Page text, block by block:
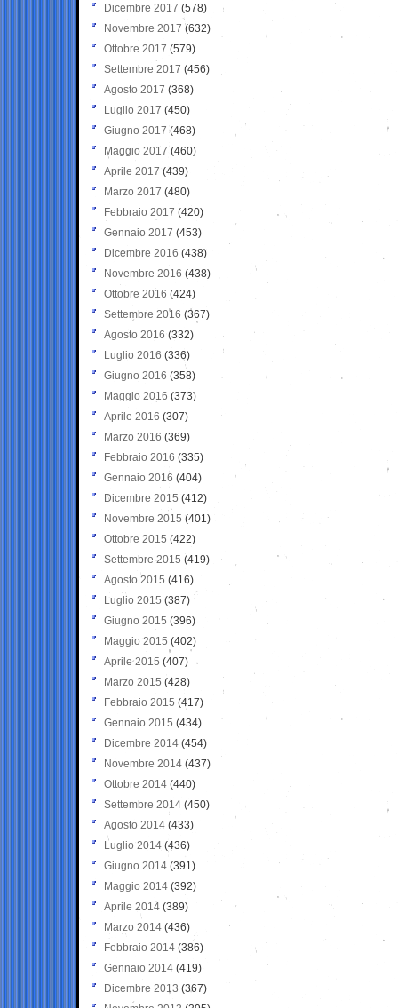
Dicembre 2017 (578)
Novembre 2017 (632)
Ottobre 2017 (579)
Settembre 2017 (456)
Agosto 2017 (368)
Luglio 2017 (450)
Giugno 2017 (468)
Maggio 2017 (460)
Aprile 2017 (439)
Marzo 2017 (480)
Febbraio 2017 (420)
Gennaio 2017 (453)
Dicembre 2016 (438)
Novembre 2016 (438)
Ottobre 2016 (424)
Settembre 2016 (367)
Agosto 2016 (332)
Luglio 2016 (336)
Giugno 2016 (358)
Maggio 2016 (373)
Aprile 2016 (307)
Marzo 2016 (369)
Febbraio 2016 (335)
Gennaio 2016 (404)
Dicembre 2015 (412)
Novembre 2015 (401)
Ottobre 2015 (422)
Settembre 2015 (419)
Agosto 2015 (416)
Luglio 2015 (387)
Giugno 2015 (396)
Maggio 2015 (402)
Aprile 2015 (407)
Marzo 2015 (428)
Febbraio 2015 (417)
Gennaio 2015 (434)
Dicembre 2014 (454)
Novembre 2014 (437)
Ottobre 2014 (440)
Settembre 2014 (450)
Agosto 2014 (433)
Luglio 2014 (436)
Giugno 2014 (391)
Maggio 2014 (392)
Aprile 2014 (389)
Marzo 2014 (436)
Febbraio 2014 (386)
Gennaio 2014 (419)
Dicembre 2013 (367)